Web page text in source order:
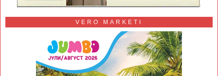
VERO MARKETI